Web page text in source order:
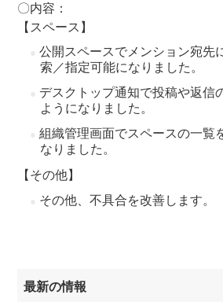
〇内容：
【スペース】
公開スペースでメンション宛先
索／指定可能になりました。
デスクトップ通知で投稿や返信
ようになりました。
組織管理画面でスペースの一覧
なりました。
【その他】
その他、不具合を改善します。
最新の情報